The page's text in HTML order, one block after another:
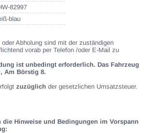
82997
blau
Abholung sind mit der zuständigen
vorab per Telefon /oder E-Mail zu
ist unbedingt erforderlich. Das Fahrzeug
Am Börstig 8.
zuzüglich der gesetzlichen Umsatzsteuer.
die Hinweise und Bedingungen im Vorspann